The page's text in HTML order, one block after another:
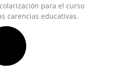
para el curso
carencias educativas.